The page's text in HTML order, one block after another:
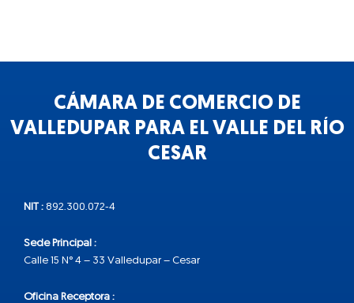
CÁMARA DE COMERCIO DE
VALLEDUPAR PARA EL VALLE DEL RÍO
CESAR
NIT : 892.300.072-4
Sede Principal :
Calle 15 N° 4 – 33 Valledupar – Cesar
Oficina Receptora :